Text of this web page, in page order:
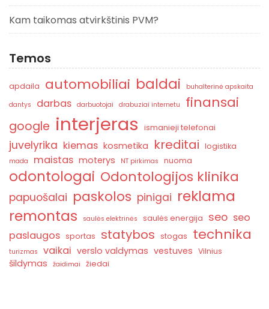
Kam taikomas atvirkštinis PVM?
Temos
apdaila automobiliai baldai
buhalterinė apskaita
dantys
darbas darbuotojai drabuziai internetu finansai
google interjeras ismanieji telefonai
juvelyrika kiemas kosmetika kreditai logistika
mada maistas moterys NT pirkimas nuoma
odontologai Odontologijos klinika
papuošalai paskolos pinigai reklama
remontas
saulės elektrinės saulės energija seo seo
paslaugos sportas statybos stogas technika
turizmas vaikai verslo valdymas vestuves Vilnius
šildymas žaidimai žiedai